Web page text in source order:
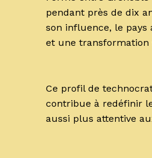
pendant près de dix
son influence, le
et une transformation
Ce profil de
contribue à redéfinir
aussi plus attentive